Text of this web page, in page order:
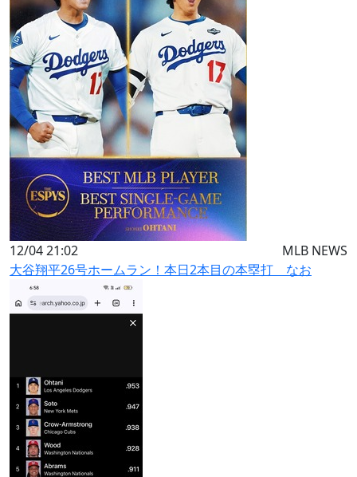
12/04 21:02
MLB NEWS
大谷翔平26号ホームラン！本日2本目の本塁打 なお